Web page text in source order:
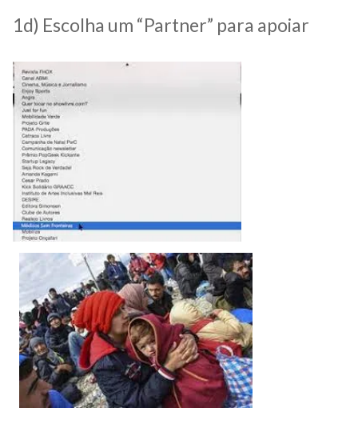
1d) Escolha um “Partner” para apoiar